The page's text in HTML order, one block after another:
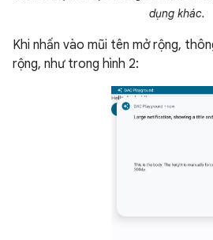
dụng khác.
Khi nhấn vào mũi tên mở rộng,
rộng, như trong hình 2: